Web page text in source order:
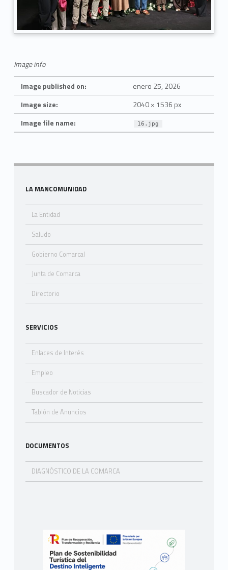
Image info
Image published on:
enero 25, 2026
Image size:
2040 × 1536 px
Image file name:
16.jpg
Sidebar
LA MANCOMUNIDAD
La Entidad
Saludo
Gobierno Comarcal
Junta de Comarca
Directorio
SERVICIOS
Enlaces de Interés
Empleo
Buscador de Noticias
Tablón de Anuncios
DOCUMENTOS
DIAGNÓSTICO DE LA COMARCA